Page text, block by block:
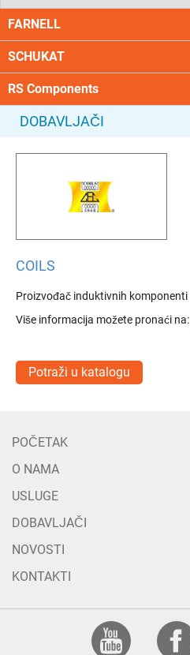
FARNELL
SCHUKAT
RS Components
DOBAVLJAČI
COILS
Proizvođač induktivnih komponenti
Više informacija možete pronaći na:
Potraži u katalogu
POČETAK
O NAMA
USLUGE
DOBAVLJAČI
NOVOSTI
KONTAKTI